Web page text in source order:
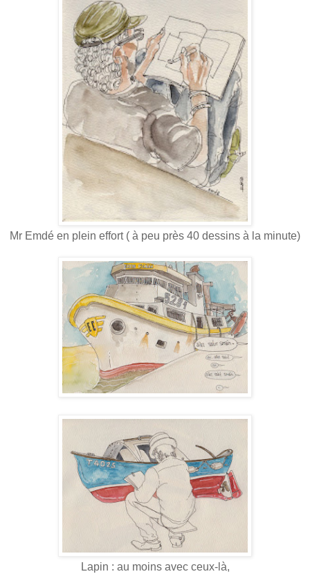
Mr Emdé en plein effort ( à peu près 40 dessins à la minute)
Lapin : au moins avec ceux-là,